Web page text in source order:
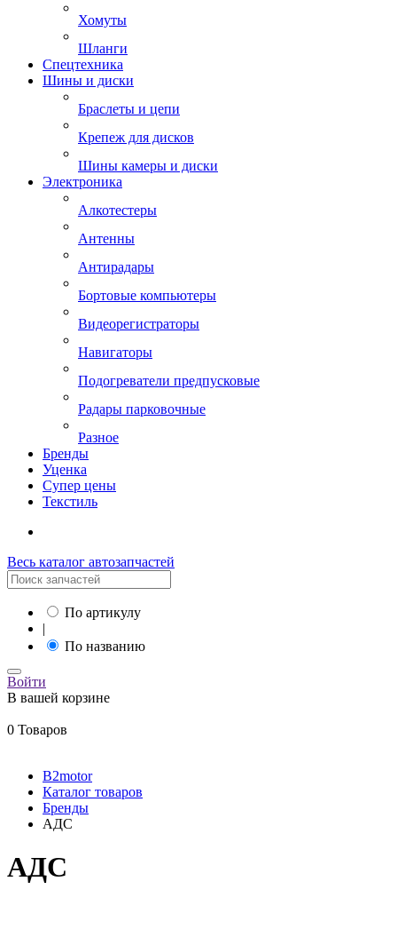
Хомуты
Шланги
Спецтехника
Шины и диски
Браслеты и цепи
Крепеж для дисков
Шины камеры и диски
Электроника
Алкотестеры
Антенны
Антирадары
Бортовые компьютеры
Видеорегистраторы
Навигаторы
Подогреватели предпусковые
Радары парковочные
Разное
Бренды
Уценка
Супер цены
Текстиль
Весь каталог автозапчастей
По артикулу
|
По названию
Войти
В вашей корзине
0 Товаров
B2motor
Каталог товаров
Бренды
АДС
АДС